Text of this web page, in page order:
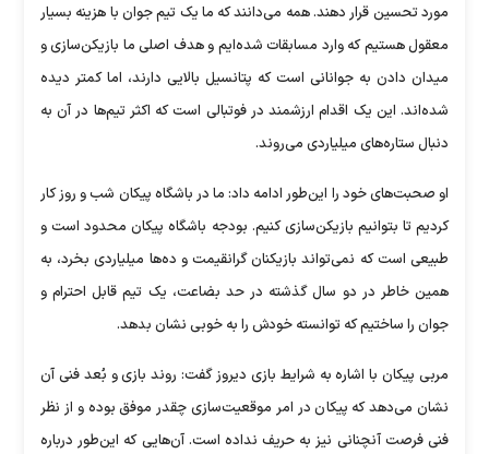
مورد تحسین قرار دهند. همه می‌دانند که ما یک تیم جوان با هزینه بسیار
معقول هستیم که وارد مسابقات شده‌ایم و هدف اصلی ما بازیکن‌سازی و
میدان دادن به جوانانی است که پتانسیل بالایی دارند، اما کمتر دیده
شده‌اند. این یک اقدام ارزشمند در فوتبالی است که اکثر تیم‌ها در آن به
دنبال ستاره‌های میلیاردی می‌روند.
او صحبت‌های خود را این‌طور ادامه داد: ما در باشگاه پیکان شب و روز کار
کردیم تا بتوانیم بازیکن‌سازی کنیم. بودجه باشگاه پیکان محدود است و
طبیعی است که نمی‌تواند بازیکنان گرانقیمت و ده‌ها میلیاردی بخرد، به
همین خاطر در دو سال گذشته در حد بضاعت، یک تیم قابل احترام و
جوان را ساختیم که توانسته خودش را به خوبی نشان بدهد.
مربی پیکان با اشاره به شرایط بازی دیروز گفت: روند بازی و بُعد فنی آن
نشان می‌دهد که پیکان در امر موقعیت‌سازی چقدر موفق بوده و از نظر
فنی فرصت آنچنانی نیز به حریف نداده است. آن‌هایی که این‌طور درباره